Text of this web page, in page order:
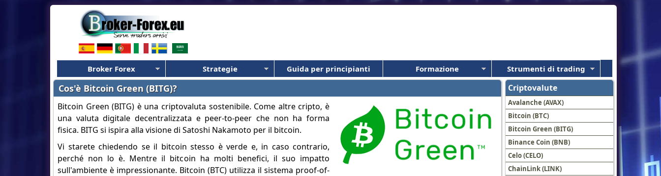
Broker Forex Strategie Guida per principianti Formazione Strumenti di trading
Criptovalute
Avalanche (AVAX)
Bitcoin (BTC)
Bitcoin Green (BITG)
Binance Coin (BNB)
Celo (CELO)
ChainLink (LINK)
Cos'è Bitcoin Green (BITG)?
Bitcoin Green (BITG) è una criptovaluta sostenibile. Come altre cripto, è
una valuta digitale decentralizzata e peer-to-peer che non ha forma
fisica. BITG si ispira alla visione di Satoshi Nakamoto per il bitcoin.
Vi starete chiedendo se il bitcoin stesso è verde e, in caso contrario,
perché non lo è. Mentre il bitcoin ha molti benefici, il suo impatto
sull'ambiente è impressionante. Bitcoin (BTC) utilizza il sistema proof-of-